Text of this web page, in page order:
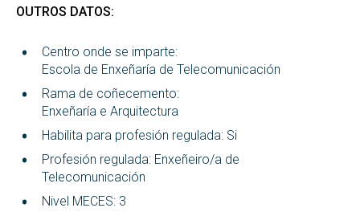
OUTROS DATOS:
Centro onde se imparte:
Escola de Enxeñaría de Telecomunicación
Rama de coñecemento:
Enxeñaría e Arquitectura
Habilita para profesión regulada: Si
Profesión regulada: Enxeñeiro/a de
Telecomunicación
Nivel MECES: 3